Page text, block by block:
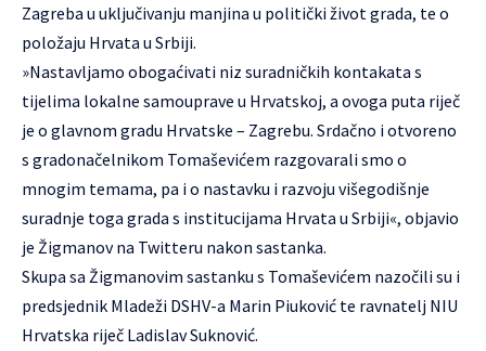
Zagreba u uključivanju manjina u politički život grada, te o
položaju Hrvata u Srbiji.
»Nastavljamo obogaćivati niz suradničkih kontakata s
tijelima lokalne samouprave u Hrvatskoj, a ovoga puta riječ
je o glavnom gradu Hrvatske – Zagrebu. Srdačno i otvoreno
s gradonačelnikom Tomaševićem razgovarali smo o
mnogim temama, pa i o nastavku i razvoju višegodišnje
suradnje toga grada s institucijama Hrvata u Srbiji«, objavio
je Žigmanov na Twitteru nakon sastanka.
Skupa sa Žigmanovim sastanku s Tomaševićem nazočili su i
predsjednik Mladeži DSHV-a Marin Piuković te ravnatelj NIU
Hrvatska riječ Ladislav Suknović.